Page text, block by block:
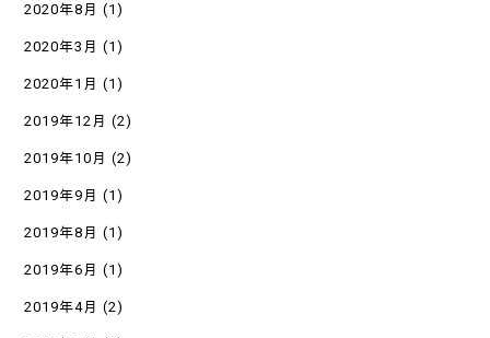
2020年8月 (1)
2020年3月 (1)
2020年1月 (1)
2019年12月 (2)
2019年10月 (2)
2019年9月 (1)
2019年8月 (1)
2019年6月 (1)
2019年4月 (2)